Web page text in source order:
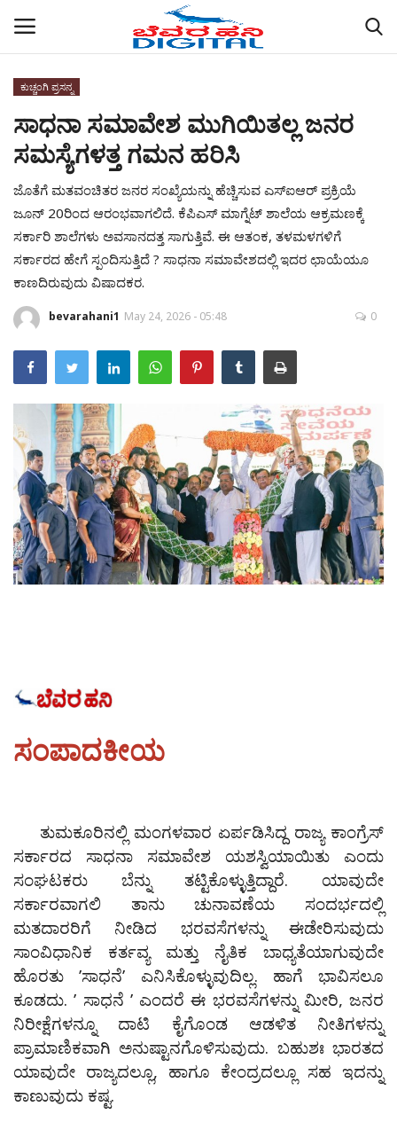
Home
ABOUT US
ರಾಜ್ಯ
ಜಿಲ್ಲೆಗಳು
ಚಿತ್ರ ಸಂಪುಟ
ಕಲೆ
ಪುರವಣಿ
ಮಲ್ಟಿ ಮೀಡಿಯಾ
E-paper
ಕುಚ್ಚಂಗಿ ಪ್ರಸನ್ನ
ಸಾಧನಾ ಸಮಾವೇಶ ಮುಗಿಯಿತಲ್ಲ ಜನರ
ಸಮಸ್ಯೆಗಳತ್ತ ಗಮನ ಹರಿಸಿ
ಜೊತೆಗೆ ಮತವಂಚಿತರ ಜನರ ಸಂಖ್ಯೆಯನ್ನು ಹೆಚ್ಚಿಸುವ ಎಸ್‌ಐಆರ್ ಪ್ರಕ್ರಿಯೆ
ಜೂನ್ 20ರಿಂದ ಆರಂಭವಾಗಲಿದೆ. ಕೆಪಿಎಸ್ ಮಾಗ್ನೆಟ್ ಶಾಲೆಯ ಆಕ್ರಮಣಕ್ಕೆ
ಸರ್ಕಾರಿ ಶಾಲೆಗಳು ಅವಸಾನದತ್ತ ಸಾಗುತ್ತಿವೆ. ಈ ಆತಂಕ, ತಳಮಳಗಳಿಗೆ
ಸರ್ಕಾರದ ಹೇಗೆ ಸ್ಪಂದಿಸುತ್ತಿದೆ ? ಸಾಧನಾ ಸಮಾವೇಶದಲ್ಲಿ ಇದರ ಛಾಯೆಯೂ
ಕಾಣದಿರುವುದು ವಿಷಾದಕರ.
bevarahani1 May 24, 2026 - 05:48 0
ಸಂಪಾದಕೀಯ
ತುಮಕೂರಿನಲ್ಲಿ ಮಂಗಳವಾರ ಏರ್ಪಡಿಸಿದ್ದ ರಾಜ್ಯ ಕಾಂಗ್ರೆಸ್
ಸರ್ಕಾರದ ಸಾಧನಾ ಸಮಾವೇಶ ಯಶಸ್ವಿಯಾಯಿತು ಎಂದು
ಸಂಘಟಕರು ಬೆನ್ನು ತಟ್ಟಿಕೊಳ್ಳುತ್ತಿದ್ದಾರೆ. ಯಾವುದೇ
ಸರ್ಕಾರವಾಗಲಿ ತಾನು ಚುನಾವಣೆಯ ಸಂದರ್ಭದಲ್ಲಿ
ಮತದಾರರಿಗೆ ನೀಡಿದ ಭರವಸೆಗಳನ್ನು ಈಡೇರಿಸುವುದು
ಸಾಂವಿಧಾನಿಕ ಕರ್ತವ್ಯ ಮತ್ತು ನೈತಿಕ ಬಾಧ್ಯತೆಯಾಗುವುದೇ
ಹೊರತು ʼಸಾಧನೆʼ ಎನಿಸಿಕೊಳ್ಳುವುದಿಲ್ಲ. ಹಾಗೆ ಭಾವಿಸಲೂ
ಕೂಡದು. ʼ ಸಾಧನೆ ʼ ಎಂದರೆ ಈ ಭರವಸೆಗಳನ್ನು ಮೀರಿ, ಜನರ
ನಿರೀಕ್ಷೆಗಳನ್ನೂ ದಾಟಿ ಕೈಗೊಂಡ ಆಡಳಿತ ನೀತಿಗಳನ್ನು
ಪ್ರಾಮಾಣಿಕವಾಗಿ ಅನುಷ್ಟಾನಗೊಳಿಸುವುದು. ಬಹುಶಃ ಭಾರತದ
ಯಾವುದೇ ರಾಜ್ಯದಲ್ಲೂ, ಹಾಗೂ ಕೇಂದ್ರದಲ್ಲೂ ಸಹ ಇದನ್ನು
ಕಾಣುವುದು ಕಷ್ಟ.